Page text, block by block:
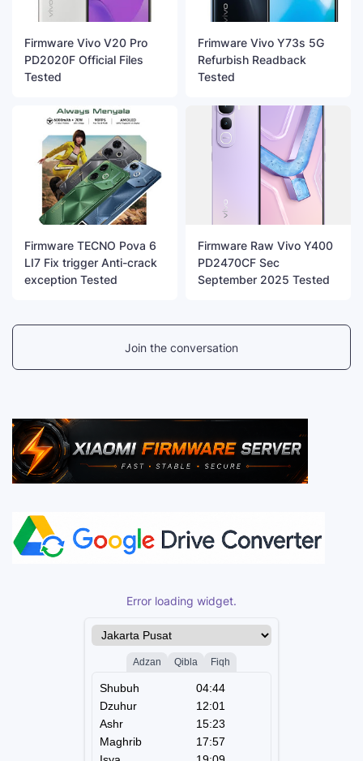
Firmware Vivo V20 Pro
PD2020F Official Files
Tested
Frimware Vivo Y73s 5G
Refurbish Readback
Tested
Firmware TECNO Pova 6
LI7 Fix trigger Anti-crack
exception Tested
Firmware Raw Vivo Y400
PD2470CF Sec
September 2025 Tested
Join the conversation
Error loading widget.